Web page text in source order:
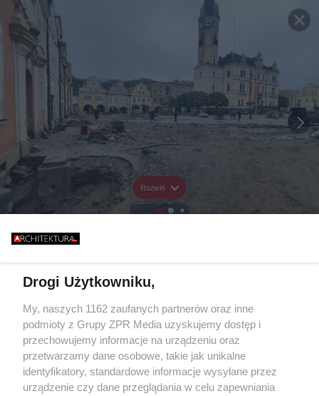
Rozwiń
Drogi Użytkowniku,
My, naszych 1162 zaufanych partnerów oraz inne
podmioty z Grupy ZPR Media uzyskujemy dostęp i
przechowujemy informacje na urządzeniu oraz
przetwarzamy dane osobowe, takie jak unikalne
identyfikatory, standardowe informacje wysyłane przez
urządzenie czy dane przeglądania w celu zapewniania